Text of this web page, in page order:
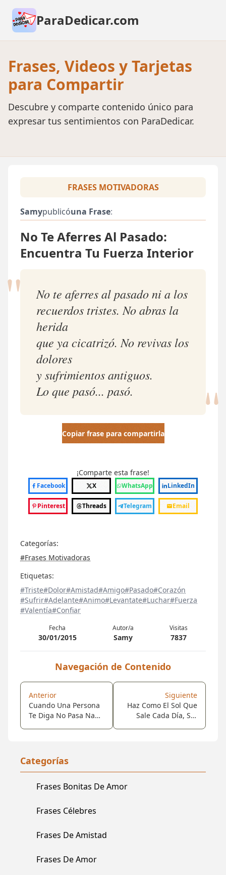
ParaDedicar.com
Frases, Videos y Tarjetas
para Compartir
Descubre y comparte contenido único para
expresar tus sentimientos con ParaDedicar.
Categorías
Frases Bonitas De Amor
Frases Célebres
Frases De Amistad
Frases De Amor
FRASES MOTIVADORAS
Samypublicóuna Frase:
No Te Aferres Al Pasado:
Encuentra Tu Fuerza Interior
"
"
No te aferres al pasado ni a los
recuerdos tristes. No abras la
herida
que ya cicatrizó. No revivas los
dolores
y sufrimientos antiguos.
Lo que pasó... pasó.
Copiar frase para compartirla
¡Comparte esta frase!
Facebook X WhatsApp LinkedIn
Pinterest Threads Telegram Email
Categorías:
#Frases Motivadoras
Etiquetas:
#Triste#Dolor#Amistad#Amigo#Pasado#Corazón
#Sufrir#Adelante#Animo#Levantate#Luchar#Fuerza
#Valentía#Confiar
Fecha
30/01/2015
Autor/a
Samy
Visitas
7837
Navegación de Contenido
Anterior
Cuando Una Persona
Te Diga No Pasa Nada
Siguiente
Haz Como El Sol Que
Sale Cada Día, Sin